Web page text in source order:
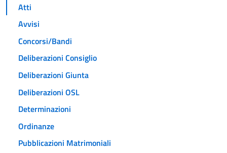
Atti
Avvisi
Concorsi/Bandi
Deliberazioni Consiglio
Deliberazioni Giunta
Deliberazioni OSL
Determinazioni
Ordinanze
Pubblicazioni Matrimoniali